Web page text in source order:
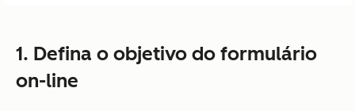
1. Defina o objetivo do formulário
on-line